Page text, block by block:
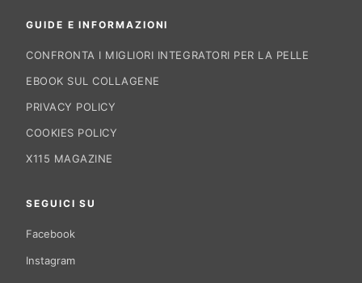
GUIDE E INFORMAZIONI
CONFRONTA I MIGLIORI INTEGRATORI PER LA PELLE
EBOOK SUL COLLAGENE
PRIVACY POLICY
COOKIES POLICY
X115 MAGAZINE
SEGUICI SU
Facebook
Instagram
X115